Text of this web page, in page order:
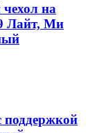
на
Лайт, Ми
поддержкой